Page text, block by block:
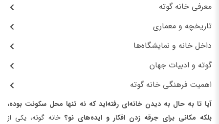
معرفی خانه گوته
تاریخچه و معماری
داخل خانه و نمایشگاه‌ها
گوته و ادبیات جهان
اهمیت فرهنگی خانه گوته
آیا تا به حال به دیدن خانه‌ای رفته‌اید که نه تنها محل سکونت بوده،
بلکه مکانی برای جرقه زدن افکار و ایده‌های نو؟خانه گوته، یکی از